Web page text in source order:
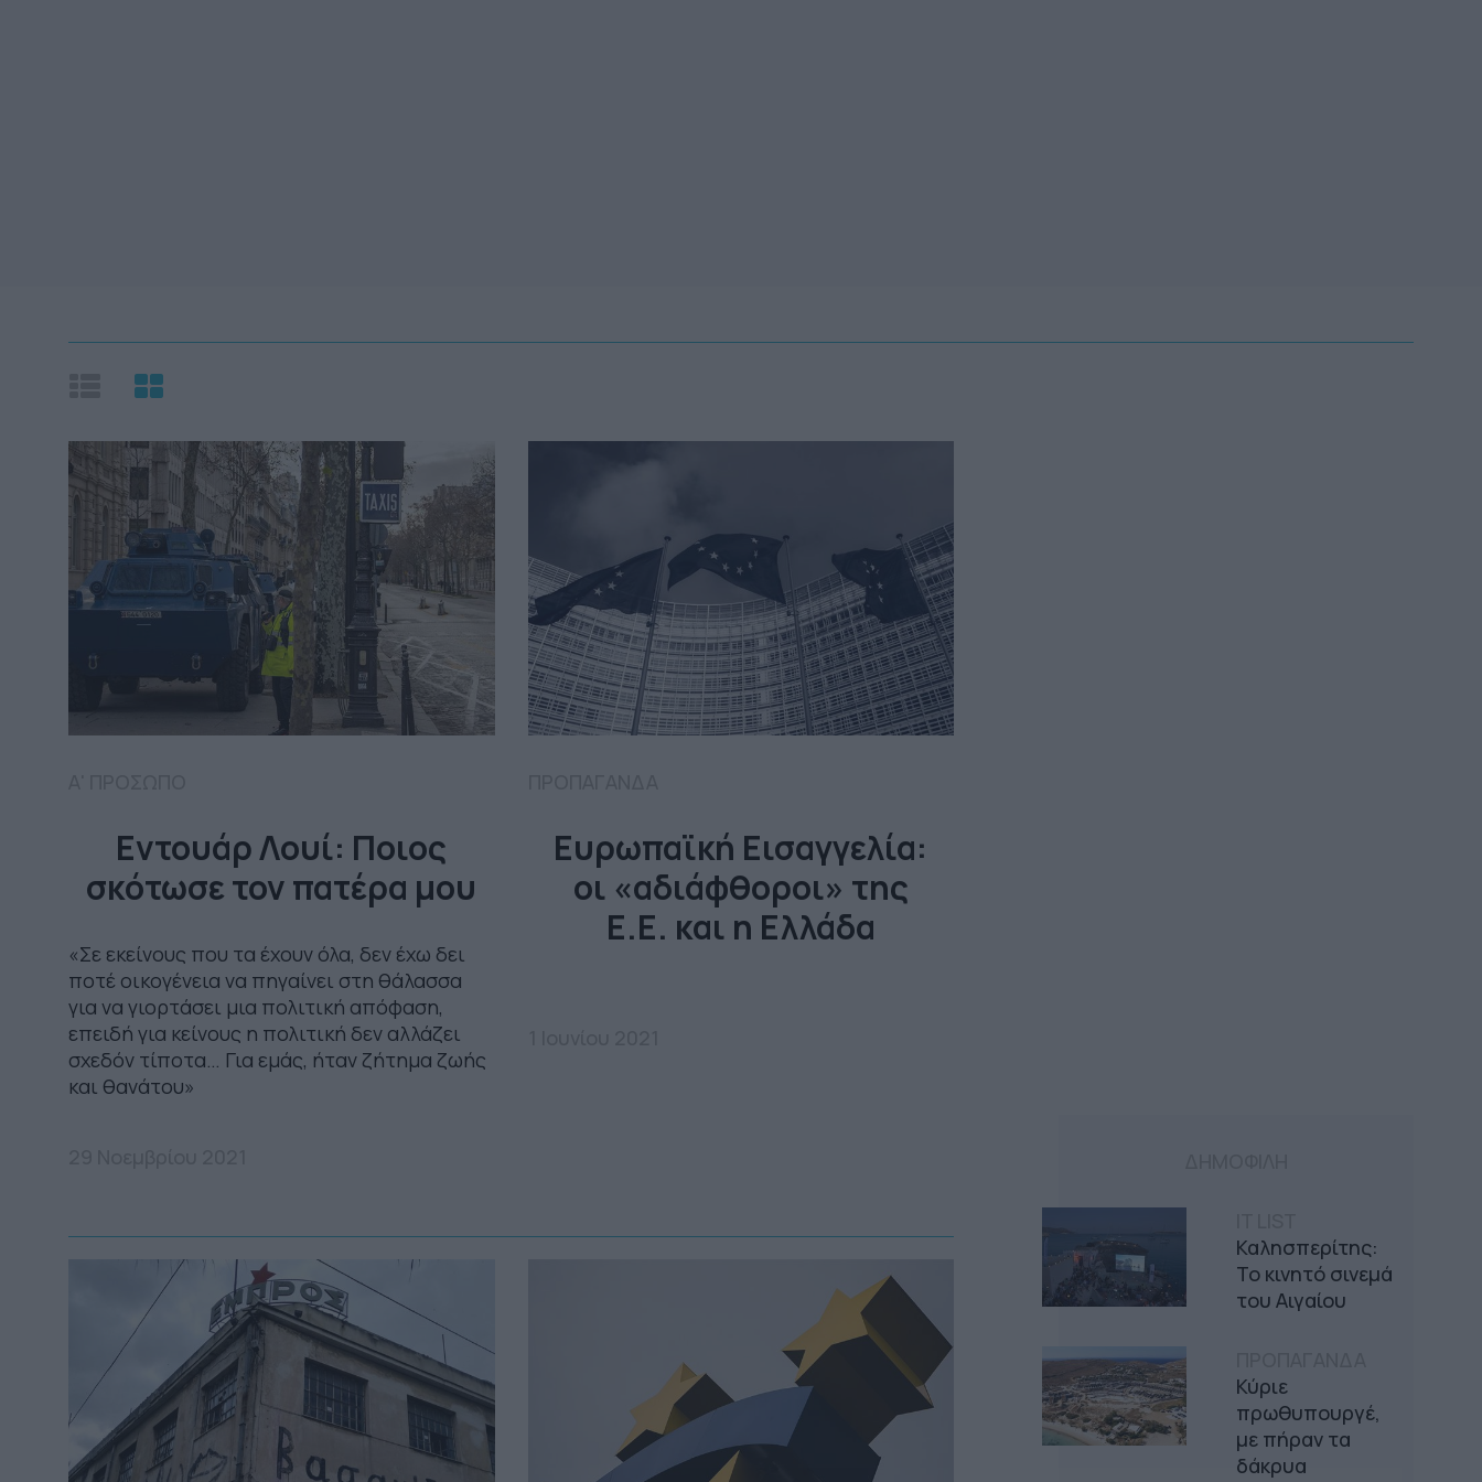
Εντουάρ Λουί: Ποιος
σκότωσε τον πατέρα μου
«Σε εκείνους που τα έχουν όλα, δεν έχω δει
ποτέ οικογένεια να πηγαίνει στη θάλασσα
για να γιορτάσει μια πολιτική απόφαση,
επειδή για κείνους η πολιτική δεν αλλάζει
σχεδόν τίποτα… Για εμάς, ήταν ζήτημα ζωής
και θανάτου»
Ευρωπαϊκή Εισαγγελία:
οι «αδιάφθοροι» της
Ε.Ε. και η Ελλάδα
Καλησπερίτης:
Το κινητό σινεμά
του Αιγαίου
Κύριε
πρωθυπουργέ,
με πήραν τα
δάκρυα